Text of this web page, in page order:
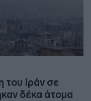
του Ιράν σε
δέκα άτομα